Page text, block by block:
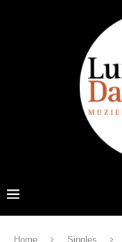
Home Singles